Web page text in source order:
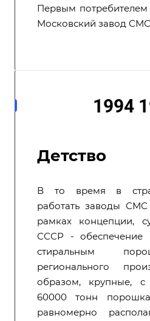
Первым
Московский завод
1994
Детство
В то время в
работать заводы
рамках концепции,
СССР - обеспечение
стиральным
регионального
образом, крупные, с
60000 тонн
равномерно